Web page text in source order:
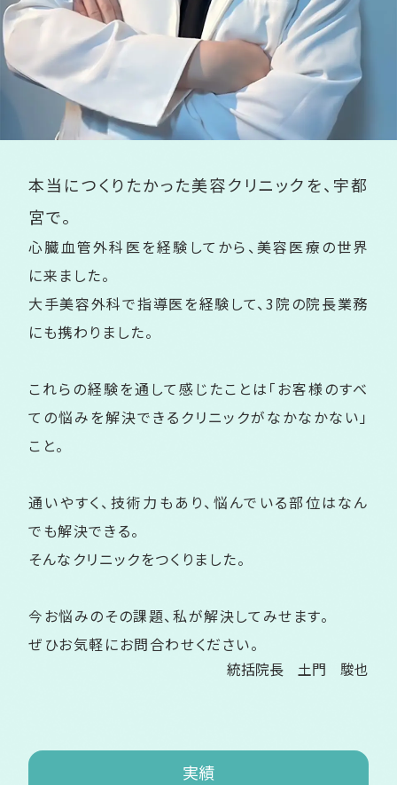
本当につくりたかった美容クリニックを、 宇都
宮で。
心臓血管外科医を経験してから、美容医療の世界
に来ました。
大手美容外科で指導医を経験して、3院の院長業務
にも携わりました。
これらの経験を通して感じたことは「お客様のすべ
ての悩みを解決できるクリニックがなかなかない」
こと。
通いやすく、技術力もあり、悩んでいる部位はなん
でも解決できる。
そんなクリニックをつくりました。
今お悩みのその課題、私が解決してみせます。
ぜひお気軽にお問合わせください。
統括院長 土門 駿也
実績